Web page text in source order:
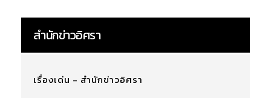
สำนักข่าวอิศรา
เรื่องเด่น - สำนักข่าวอิศรา